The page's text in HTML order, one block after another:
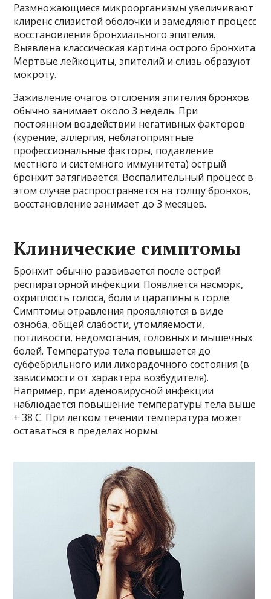
Размножающиеся микроорганизмы увеличивают
клиренс слизистой оболочки и замедляют процесс
восстановления бронхиального эпителия.
Выявлена ​​классическая картина острого бронхита.
Мертвые лейкоциты, эпителий и слизь образуют
мокроту.
Заживление очагов отслоения эпителия бронхов
обычно занимает около 3 недель. При
постоянном воздействии негативных факторов
(курение, аллергия, неблагоприятные
профессиональные факторы, подавление
местного и системного иммунитета) острый
бронхит затягивается. Воспалительный процесс в
этом случае распространяется на толщу бронхов,
восстановление занимает до 3 месяцев.
Клинические симптомы
Бронхит обычно развивается после острой
респираторной инфекции. Появляется насморк,
охриплость голоса, боли и царапины в горле.
Симптомы отравления проявляются в виде
озноба, общей слабости, утомляемости,
потливости, недомогания, головных и мышечных
болей. Температура тела повышается до
субфебрильного или лихорадочного состояния (в
зависимости от характера возбудителя).
Например, при аденовирусной инфекции
наблюдается повышение температуры тела выше
+ 38 С. При легком течении температура может
оставаться в пределах нормы.